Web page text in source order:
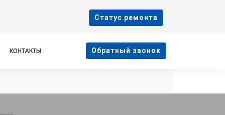
Cтатус ремонта
КОНТАКТЫ Oбратный звонок